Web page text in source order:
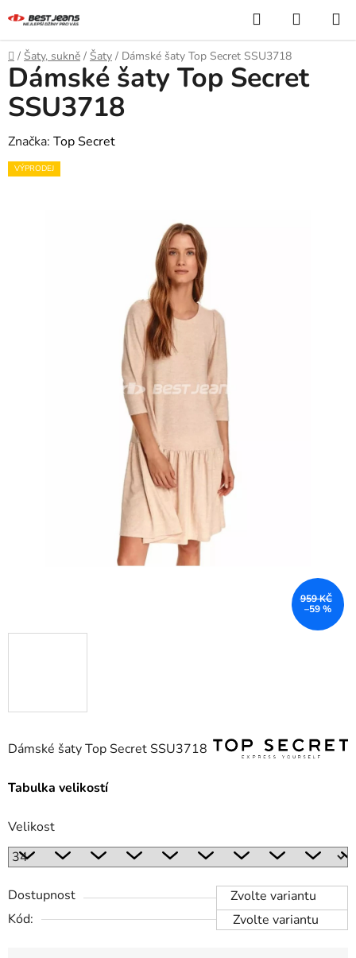
na
obsah
Hledat
KOŠÍK
Domů
/ Šaty, sukně / Šaty / Dámské šaty Top Secret SSU3718
Dámské šaty Top Secret SSU3718
Tabulka velikostí
Velikost
Dostupnost
Zvolte variantu
Kód:
Zvolte variantu
Dámské šaty Top Secret
SSU3718
Značka: Top Secret
VÝPRODEJ
959 KČ
–59 %